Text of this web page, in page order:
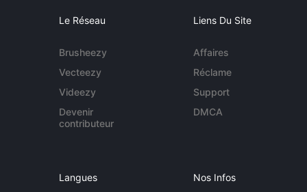
Le Réseau
Brusheezy
Vecteezy
Videezy
Devenir
contributeur
Liens Du Site
Affaires
Réclame
Support
DMCA
Langues Nos Infos